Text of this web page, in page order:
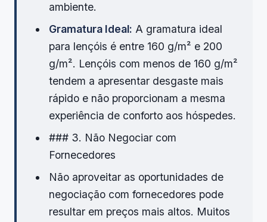
ambiente.
Gramatura Ideal: A gramatura ideal
para lençóis é entre 160 g/m² e 200
g/m². Lençóis com menos de 160 g/m²
tendem a apresentar desgaste mais
rápido e não proporcionam a mesma
experiência de conforto aos hóspedes.
### 3. Não Negociar com
Fornecedores
Não aproveitar as oportunidades de
negociação com fornecedores pode
resultar em preços mais altos. Muitos